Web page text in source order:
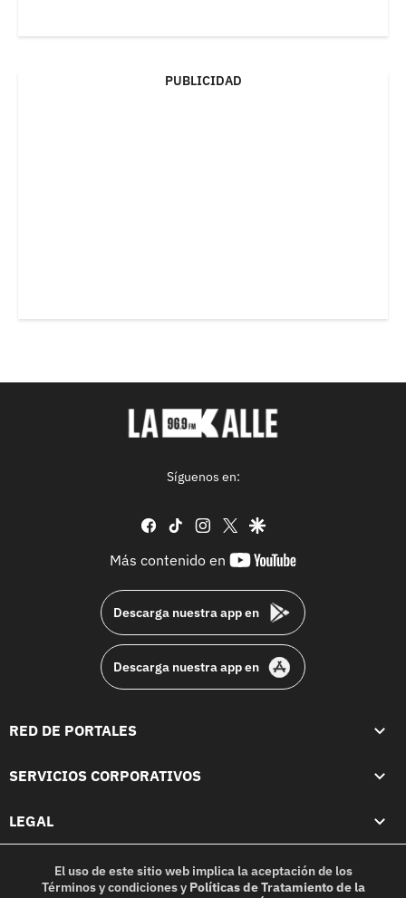
PUBLICIDAD
Síguenos en:
facebook
tiktok instagram
twittergoogle
Más contenido en
youtube-
Descarga nuestra app en
Descarga nuestra app en
RED DE PORTALES
SERVICIOS CORPORATIVOS
LEGAL
El uso de este sitio web implica la aceptación de los
Términos y condicionesy Políticas de Tratamiento de la